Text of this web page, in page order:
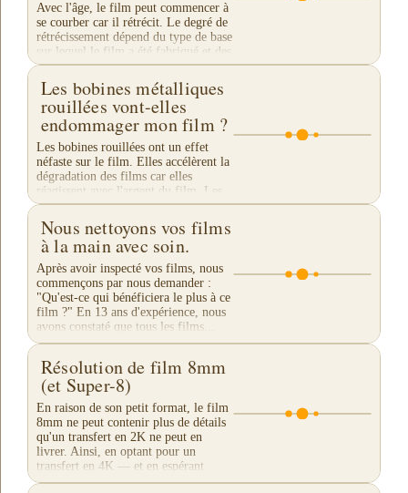
Avec l'âge, le film peut commencer à
se courber car il rétrécit. Le degré de
rétrécissement dépend du type de base
sur lequel le film a été fabriqué et des
conditions de stockage. Les...
Les bobines métalliques
rouillées vont-elles
endommager mon film ?
Les bobines rouillées ont un effet
néfaste sur le film. Elles accélèrent la
dégradation des films car elles
réagissent avec l'argent du film. Les
maisons d'archives de films ne
permettent...
Nous nettoyons vos films
à la main avec soin.
Après avoir inspecté vos films, nous
commençons par nous demander :
"Qu'est-ce qui bénéficiera le plus à ce
film ?" En 13 ans d'expérience, nous
avons constaté que tous les films...
Résolution de film 8mm
(et Super-8)
En raison de son petit format, le film
8mm ne peut contenir plus de détails
qu'un transfert en 2K ne peut en
livrer. Ainsi, en optant pour un
transfert en 4K — et en espérant
capturer des...